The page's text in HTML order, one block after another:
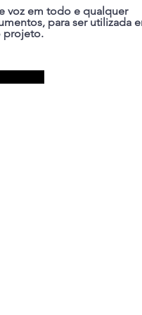
voz em todo e qualquer
para ser utilizada
projeto.